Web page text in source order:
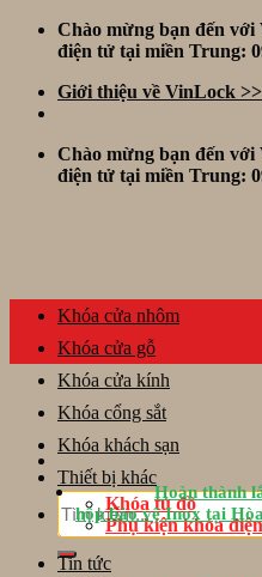
Skip
Chào mừng bạn đến
điện tử tại miền Trung:
Giới thiệu về VinLock >>
Chào mừng bạn đến
điện tử tại miền Trung:
Tìm
kiếm:
Khóa cửa nhôm
Khóa cửa gỗ
Khóa cửa kính
Khóa cổng sắt
Khóa khách sạn
Thiết bị khác
Khóa tủ đồ
Phụ kiện khóa
Tin tức
Hoàn thành
hộp bảo vệ Inox tại